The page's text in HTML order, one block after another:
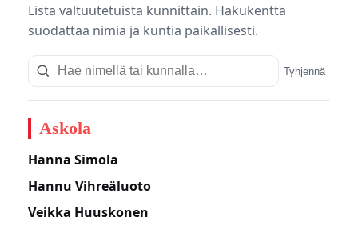
Lista valtuutetuista kunnittain. Hakukenttä
suodattaa nimiä ja kuntia paikallisesti.
Tyhjennä
Askola
Hanna Simola
Hannu Vihreäluoto
Veikka Huuskonen